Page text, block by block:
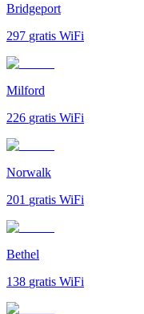
Bridgeport
297 gratis WiFi
Milford
226 gratis WiFi
Norwalk
201 gratis WiFi
Bethel
138 gratis WiFi